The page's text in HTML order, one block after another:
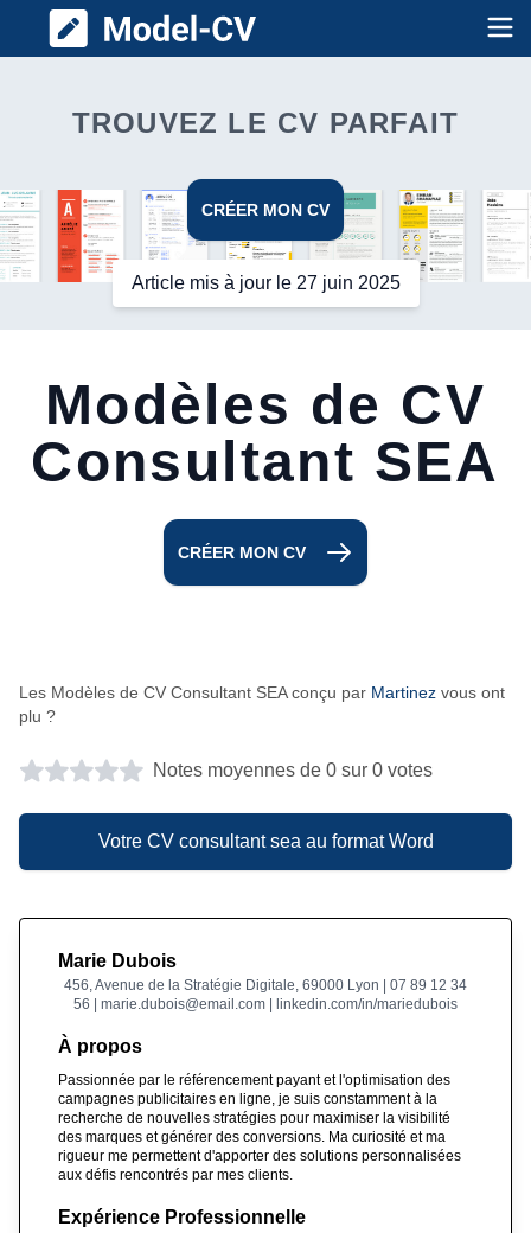
Model CV
TROUVEZ LE CV PARFAIT
CRÉER MON CV
Article mis à jour le 27 juin 2025
Modèles de CV
Consultant SEA
CRÉER MON CV
Les Modèles de CV Consultant SEA conçu par Martinez vous ont
plu ?
Notes moyennes de 0 sur 0 votes
Votre CV consultant sea au format Word
Marie Dubois
456, Avenue de la Stratégie Digitale, 69000 Lyon | 07 89 12 34
56 | marie.dubois@email.com | linkedin.com/in/mariedubois
À propos
Passionnée par le référencement payant et l'optimisation des
campagnes publicitaires en ligne, je suis constamment à la
recherche de nouvelles stratégies pour maximiser la visibilité
des marques et générer des conversions. Ma curiosité et ma
rigueur me permettent d'apporter des solutions personnalisées
aux défis rencontrés par mes clients.
Expérience Professionnelle